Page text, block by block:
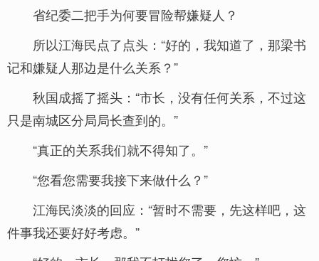
省纪委二把手为何要冒险帮嫌疑人？
所以江海民点了点头：“好的，我知道了，那梁书
记和嫌疑人那边是什么关系？”
秋国成摇了摇头：“市长，没有任何关系，不过这
只是南城区分局局长查到的。”
“真正的关系我们就不得知了。”
“您看您需要我接下来做什么？”
江海民淡淡的回应：“暂时不需要，先这样吧，这
件事我还要好好考虑。”